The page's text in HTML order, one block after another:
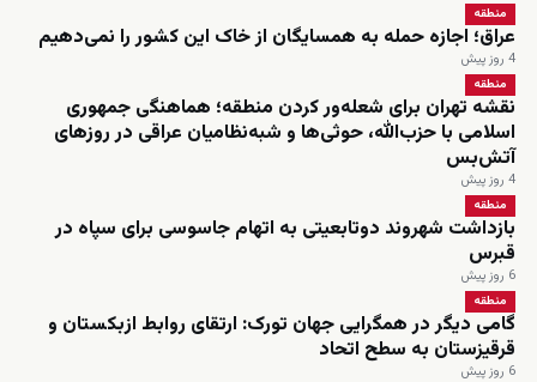
منطقه
عراق؛ اجازه حمله به همسایگان از خاک این کشور را نمی‌دهیم
4 روز پیش
منطقه
نقشه تهران برای شعله‌ور کردن منطقه؛ هماهنگی جمهوری
اسلامی با حزب‌الله، حوثی‌ها و شبه‌نظامیان عراقی در روزهای
آتش‌بس
4 روز پیش
منطقه
بازداشت شهروند دوتابعیتی به اتهام جاسوسی برای سپاه در
قبرس
6 روز پیش
منطقه
گامی دیگر در همگرایی جهان تورک: ارتقای روابط ازبکستان و
قرقیزستان به سطح اتحاد
6 روز پیش